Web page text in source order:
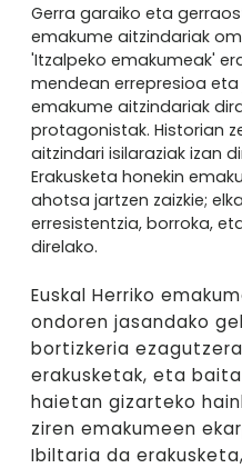
Gerra garaiko eta
emakume aitzindariak
'Itzalpeko emakumeak'
mendean errepresioa
emakume aitzindariak
protagonistak. Historian
aitzindari isilaraziak izan
Erakusketa honekin
ahotsa jartzen zaizkie;
erresistentzia, borroka,
direlako.
Euskal Herriko
ondoren jasandako
bortizkeria
erakusketak, eta
haietan gizarteko
ziren emakumeen
Ibiltaria da